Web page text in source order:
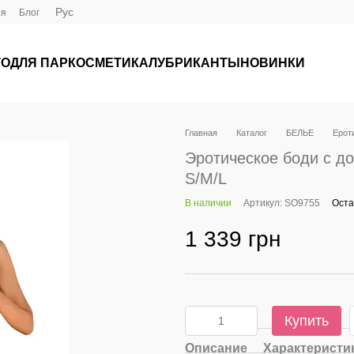
Блог Рус
ДЛЯ ПАР КОСМЕТИКАЛУБРИКАНТЫ НОВИНКИ
Главная Каталог БЕЛЬЕ
Эротическое боди с
S/M/L
В наличии Артикул: SO9755
1 339 грн
Купить
Описание